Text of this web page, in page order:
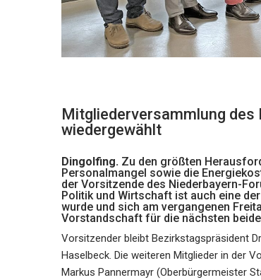
Mitgliederversammlung
wiedergewählt
Dingolfing. Zu den größten
Personalmangel sowie die
der Vorsitzende des Niederbayern-
Politik und Wirtschaft ist auch eine
wurde und sich am vergangenen
Vorstandschaft für die nächsten
Vorsitzender bleibt Bezirkstagspräsident
Haselbeck. Die weiteren Mitglieder in der
Markus Pannermayr (Oberbürgermeister